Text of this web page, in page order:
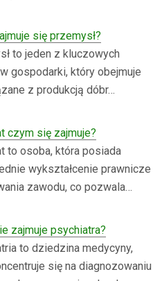
się przemysł?
to jeden z kluczowych
gospodarki, który obejmuje
z produkcją dóbr…
czym się zajmuje?
to osoba, która posiada
wykształcenie prawnicze
zawodu, co pozwala…
zajmuje psychiatra?
to dziedzina medycyny,
się na diagnozowaniu